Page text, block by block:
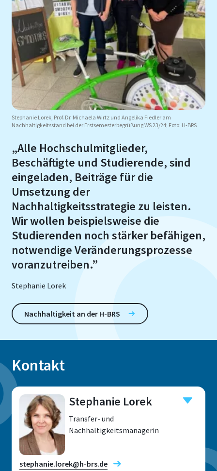
„Alle Hochschulmitglieder,
Beschäftigte und Studierende, sind
eingeladen, Beiträge für die
Umsetzung der
Nachhaltigkeitsstrategie zu leisten.
Wir wollen beispielsweise die
Studierenden noch stärker befähigen,
notwendige Veränderungsprozesse
voranzutreiben.”
Stephanie Lorek
Nachhaltigkeit an der H-BRS
Stephanie Lorek, Prof. Dr. Michaela Wirtz und Angelika Fiedler am
Nachhaltigkeitsstand bei der Erstsemesterbegrüßung WS 23/24; Foto: H-BRS
Kontakt
Stephanie Lorek
Transfer- und
Nachhaltigkeitsmanagerin
stephanie.lorek@h-brs.de